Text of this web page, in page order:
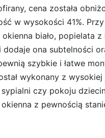
cena została
w wysokości 41%.
okienna biało, popielata
dodaje ona subtelności
szybkie i łatwe
wykonany z
czy pokoju
z pewnością